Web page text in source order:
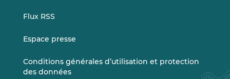
Flux RSS
Espace presse
Conditions générales d’utilisation et protection
des données